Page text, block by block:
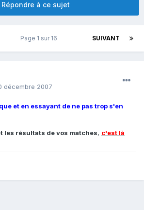
Répondre à ce sujet
SUIVANT
Page 1 sur 16
décembre 2007
et en essayant de ne pas trop s'en
les résultats de vos matches, c'est là